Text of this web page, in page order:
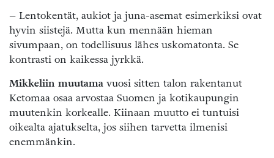
– Lentokentät, aukiot ja juna-asemat esimerkiksi ovat
hyvin siistejä. Mutta kun mennään hieman
sivumpaan, on todellisuus lähes uskomatonta. Se
kontrasti on kaikessa jyrkkä.
Mikkeliin muutama vuosi sitten talon rakentanut
Ketomaa osaa arvostaa Suomen ja kotikaupungin
muutenkin korkealle. Kiinaan muutto ei tuntuisi
oikealta ajatukselta, jos siihen tarvetta ilmenisi
enemmänkin.